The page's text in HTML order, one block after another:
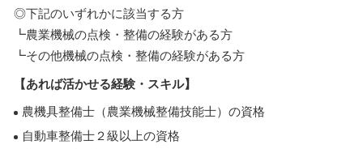
◎下記のいずれかに該当する方
┗農業機械の点検・整備の経験がある方
┗その他機械の点検・整備の経験がある方
【あれば活かせる経験・スキル】
農機具整備士（農業機械整備技能士）の資格
自動車整備士２級以上の資格